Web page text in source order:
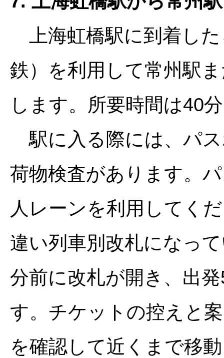
上海虹橋駅に到着し
鉄）を利用して常州駅
します。所要時間は40
駅に入る際には、パ
荷物検査があります。
人レーンを利用してく
違い列車別改札になっ
分前に改札が開き、出
す。チケットの控えと
を確認して近くまで移